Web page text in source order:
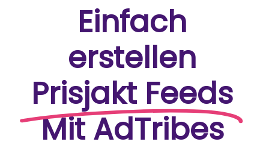
Einfach
erstellen
Prisjakt Feeds
Mit AdTribes